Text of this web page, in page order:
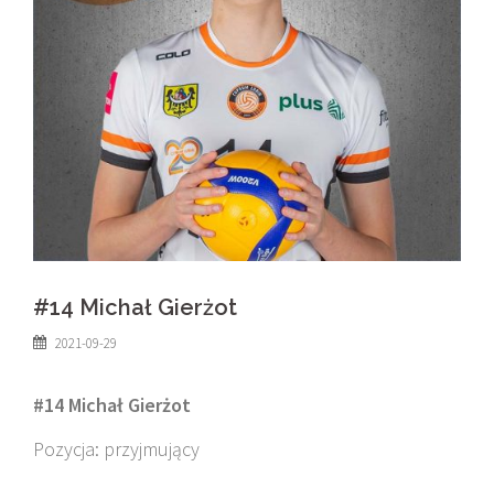
#14 Michał Gierżot
2021-09-29
#14 Michał Gierżot
Pozycja: przyjmujący